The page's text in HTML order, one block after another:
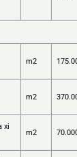
m2
m2
xi
m2